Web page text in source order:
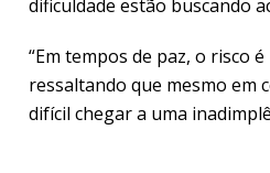
dificuldade estão buscando
“Em tempos de paz, o risco
ressaltando que mesmo em
difícil chegar a uma